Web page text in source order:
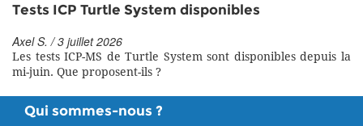
Tests ICP Turtle System disponibles
Axel S. / 3 juillet 2026
Les tests ICP-MS de Turtle System sont disponibles depuis la
mi-juin. Que proposent-ils ?
Qui sommes-nous ?